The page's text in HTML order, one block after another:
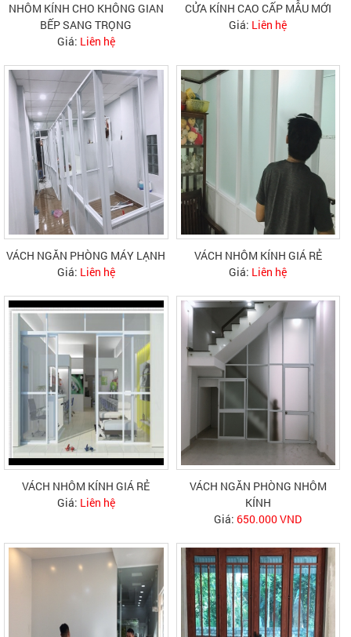
NHÔM KÍNH CHO KHÔNG GIAN
BẾP SANG TRỌNG
Giá: Liên hệ
CỬA KÍNH CAO CẤP MẪU MỚI
Giá: Liên hệ
VÁCH NGĂN PHÒNG MÁY LẠNH
Giá: Liên hệ
VÁCH NHÔM KÍNH GIÁ RẺ
Giá: Liên hệ
VÁCH NHÔM KÍNH GIÁ RẺ
Giá: Liên hệ
VÁCH NGĂN PHÒNG NHÔM
KÍNH
Giá:650.000 VND